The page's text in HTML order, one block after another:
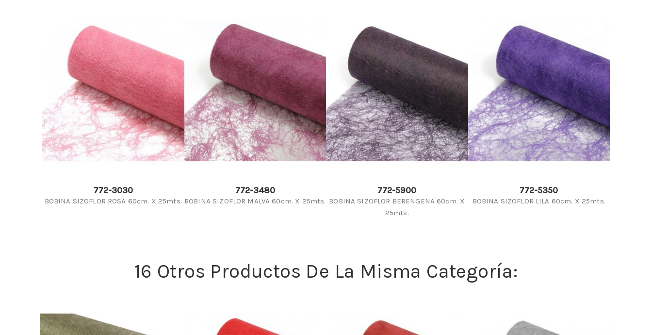
772-3030
BOBINA SIZOFLOR ROSA 60cm. X 25mts.
772-3480
BOBINA SIZOFLOR MALVA 60cm. X 25mts.
772-5900
BOBINA SIZOFLOR BERENGENA 60cm. X
25mts.
772-5350
BOBINA SIZOFLOR LILA 60cm. X 25mts.
16 Otros Productos De La Misma Categoría: